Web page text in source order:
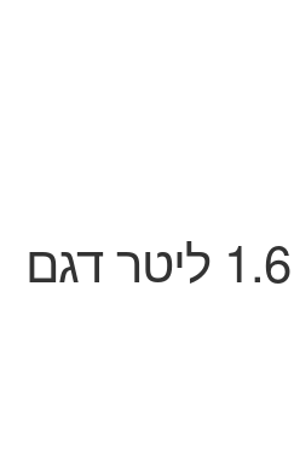
תרמוס סיר 1.6 ליטר דגם